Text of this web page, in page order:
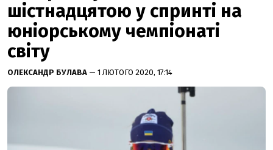
шістнадцятою у спринті на
юніорському чемпіонаті
світу
ОЛЕКСАНДР БУЛАВА — 1 ЛЮТОГО 2020, 17:14